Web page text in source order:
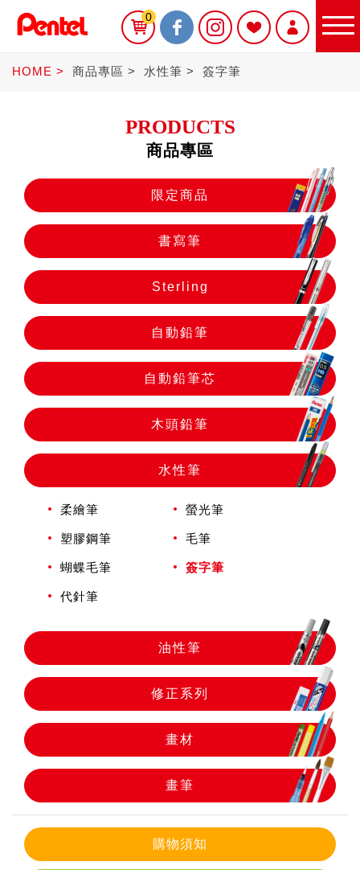
限定商品
自動鉛筆
自動鉛筆芯
木頭鉛筆
水性筆
修正系列
畫材
畫筆
0
HOME 商品專區 水性筆 簽字筆
PRODUCTS
商品專區
限定商品
書寫筆
Sterling
自動鉛筆
自動鉛筆芯
木頭鉛筆
水性筆
柔繪筆 螢光筆
塑膠鋼筆 毛筆
蝴蝶毛筆 簽字筆
代針筆
油性筆
修正系列
畫材
畫筆
購物須知